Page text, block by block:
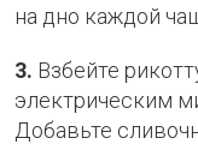
на дно каждой
3. Взбейте
электрическим
Добавьте